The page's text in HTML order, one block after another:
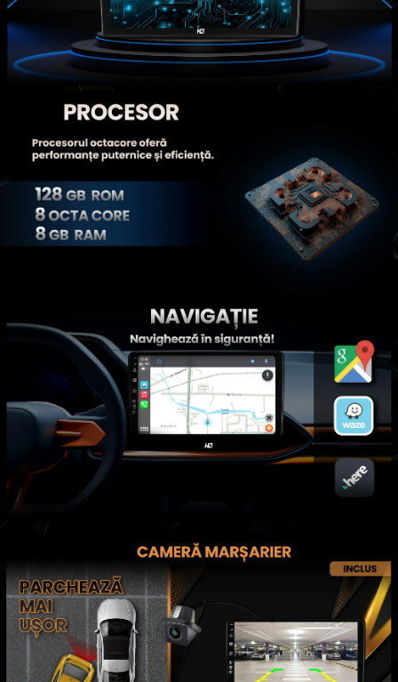
Rame adaptoare Subaru
Rame adaptoare Iveco
Rame adaptoare Land Rover
Rame adaptoare Ssangyong
Rame adaptoare Hummer
Conectica Auto
Conectică Ford
Conectică Volkswagen
Conectică Opel
Conectică Skoda
Conectică Honda
Conectică BMW
Conectică Mercedes Benz
Conectică Chevrolet